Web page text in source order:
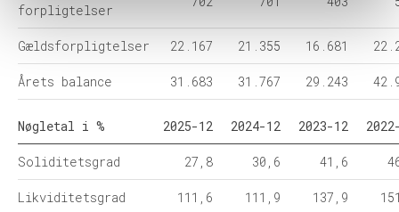
forpligtelser
Gældsforpligtelser 22.167 21.355 16.681
Årets balance 31.683 31.767 29.243
Nøgletal i % 2025-12 2024-12 2023-12
Soliditetsgrad 27,8 30,6 41,6
Likviditetsgrad 111,6 111,9 137,9